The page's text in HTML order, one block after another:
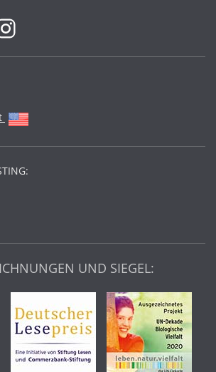
UND SIEGEL: